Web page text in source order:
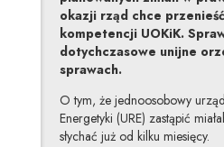
okazji rząd chce
kompetencji UOKiK.
dotychczasowe unijne
sprawach.
O tym, że jednoosobowy
Energetyki (URE) zastąpić
słychać już od kilku miesięcy.